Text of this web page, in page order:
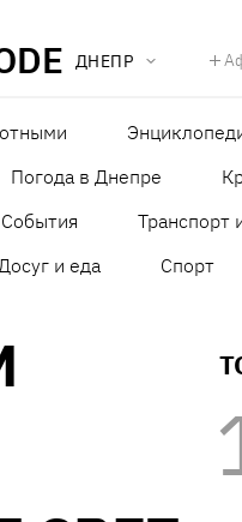
ДНЕПР
Погода в Днепре
События
Транспорт
и еда Спорт